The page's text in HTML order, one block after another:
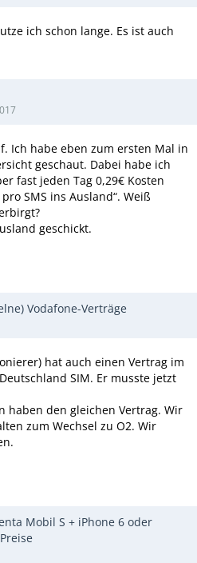
ich schon lange. Es ist auch
Ich habe eben zum ersten Mal in
geschaut. Dabei habe ich
fast jeden Tag 0,29€ Kosten
SMS ins Ausland“. Weiß
geschickt.
Vodafone-Verträge
hat auch einen Vertrag im
SIM. Er musste jetzt
haben den gleichen Vertrag. Wir
zum Wechsel zu O2. Wir
Mobil S + iPhone 6 oder